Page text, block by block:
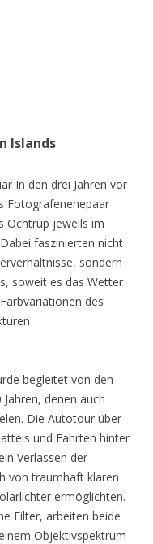
Islands
In den drei Jahren vor
Fotografenehepaar
Ochtrup jeweils im
faszinierten nicht
sondern
soweit es das Wetter
des
begleitet von den
denen auch
Die Autotour über
und Fahrten hinter
Verlassen der
von traumhaft klaren
ermöglichten.
Filter, arbeiten beide
Objektivspektrum